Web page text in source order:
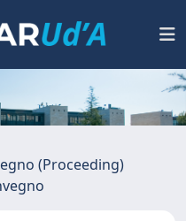
(Proceeding)